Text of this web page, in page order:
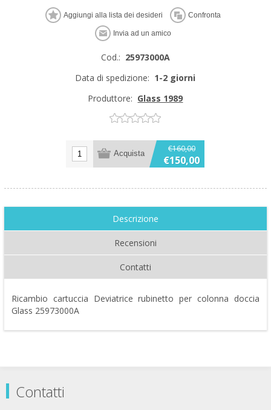
Cod.: 25973000A
Data di spedizione: 1-2 giorni
Produttore: Glass 1989
€160,00
€150,00
Descrizione
Recensioni
Contatti
Ricambio cartuccia Deviatrice rubinetto per colonna doccia
Glass 25973000A
Contatti